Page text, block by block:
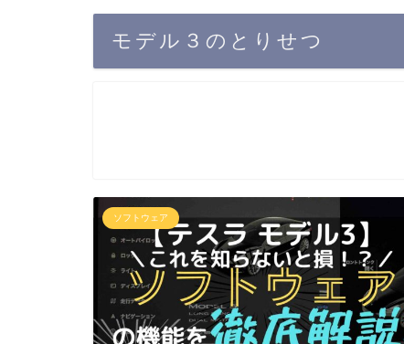
モデル３のとりせつ
ソフトウェア